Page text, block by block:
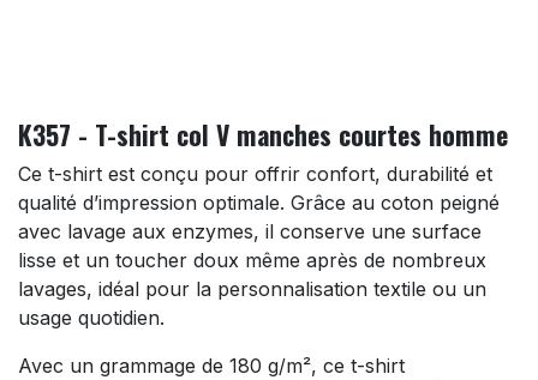
K357 - T-shirt col V manches courtes homme
Ce t-shirt est conçu pour offrir confort, durabilité et
qualité d’impression optimale. Grâce au coton peigné
avec lavage aux enzymes, il conserve une surface
lisse et un toucher doux même après de nombreux
lavages, idéal pour la personnalisation textile ou un
usage quotidien.
Avec un grammage de 180 g/m², ce t-shirt